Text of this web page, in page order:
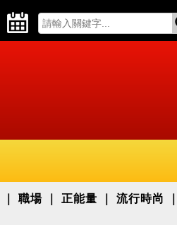
職場 正能量 流行時尚